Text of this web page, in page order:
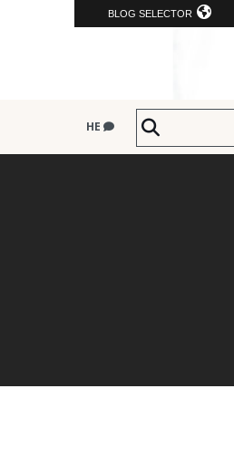
BLOG SELECTOR